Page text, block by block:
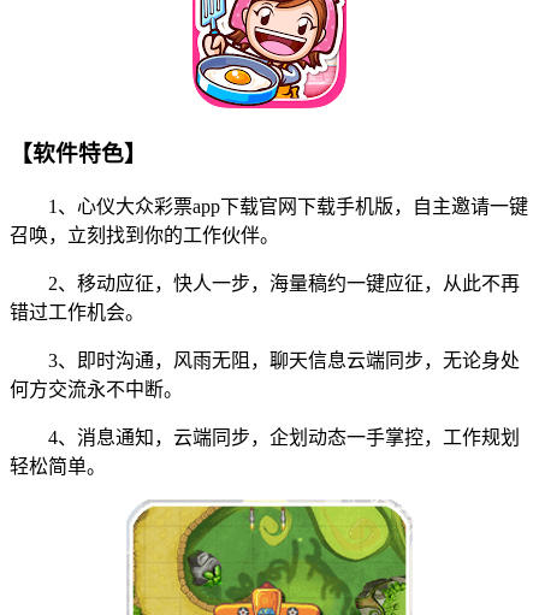
【软件特色】
1、心仪大众彩票app下载官网下载手机版，自主邀请一键
召唤，立刻找到你的工作伙伴。
2、移动应征，快人一步，海量稿约一键应征，从此不再
错过工作机会。
3、即时沟通，风雨无阻，聊天信息云端同步，无论身处
何方交流永不中断。
4、消息通知，云端同步，企划动态一手掌控，工作规划
轻松简单。